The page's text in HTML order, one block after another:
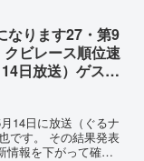
なります27・第9
ビレース順位速
日放送）ゲスト
14日に放送（ぐるナ
です。 その結果発表
情報を下がって確認